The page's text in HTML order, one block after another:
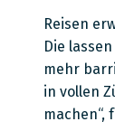
Reisen
Die
mehr
in vollen
machen“,